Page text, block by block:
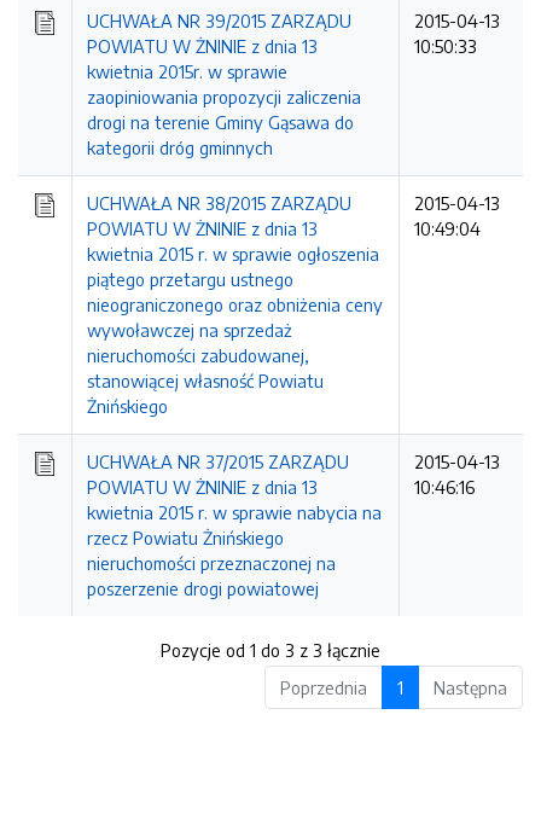
UCHWAŁA NR 39/2015 ZARZĄDU
POWIATU W ŻNINIE z dnia 13
kwietnia 2015r. w sprawie
zaopiniowania propozycji zaliczenia
drogi na terenie Gminy Gąsawa do
kategorii dróg gminnych
2015-04-13
10:50:33
UCHWAŁA NR 38/2015 ZARZĄDU
POWIATU W ŻNINIE z dnia 13
kwietnia 2015 r. w sprawie ogłoszenia
piątego przetargu ustnego
nieograniczonego oraz obniżenia ceny
wywoławczej na sprzedaż
nieruchomości zabudowanej,
stanowiącej własność Powiatu
Żnińskiego
2015-04-13
10:49:04
UCHWAŁA NR 37/2015 ZARZĄDU
POWIATU W ŻNINIE z dnia 13
kwietnia 2015 r. w sprawie nabycia na
rzecz Powiatu Żnińskiego
nieruchomości przeznaczonej na
poszerzenie drogi powiatowej
2015-04-13
10:46:16
Pozycje od 1 do 3 z 3 łącznie
Poprzednia
1 Następna